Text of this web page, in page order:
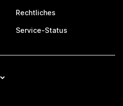
Rechtliches
Service-Status